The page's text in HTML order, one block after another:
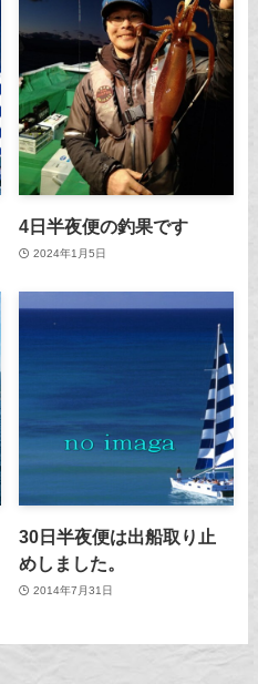
4日半夜便の釣果です
2024年1月5日
30日半夜便は出船取り止
めしました。
2014年7月31日